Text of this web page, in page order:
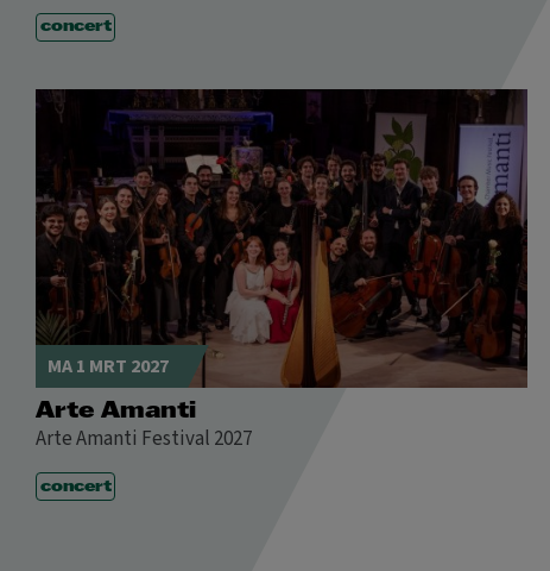
concert
MA 1 MRT 2027
Arte Amanti
Arte Amanti Festival 2027
concert